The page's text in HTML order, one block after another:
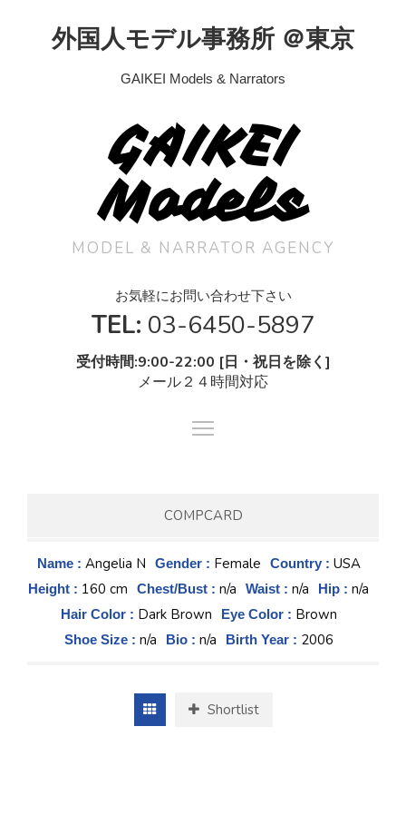
外国人モデル事務所 ＠東京
GAIKEI Models & Narrators
GAIKEI
Models
MODEL & NARRATOR AGENCY
お気軽にお問い合わせ下さい
TEL: 03-6450-5897
受付時間:9:00-22:00 [日・祝日を除く]
メール２４時間対応
COMPCARD
Name : Angelia N Gender : Female Country : USA
Height : 160 cm Chest/Bust : n/a Waist : n/a Hip : n/a
Hair Color : Dark Brown Eye Color : Brown
Shoe Size : n/a Bio : n/a Birth Year : 2006
Shortlist